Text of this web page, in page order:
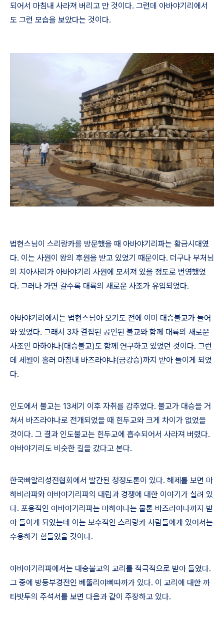
되어서 마침내 사라져 버리고 만 것이다. 그런데 아바야기리에서
도 그런 모습을 보았다는 것이다.
법현스님이 스리랑카를 방문했을 때 아바야기리파는 황금시대였
다. 이는 사원이 왕의 후원을 받고 있었기 때문이다. 더구나 부처님
의 치아사리가 아바야기리 사원에 모셔져 있을 정도로 번영했었
다. 그러나 가면 갈수록 대륙의 새로운 사조가 유입되었다.
아바야기리에서는 법현스님아 오기도 전에 이미 대승불교가 들어
와 있었다. 그래서 3차 결집된 공인된 불교와 함께 대륙의 새로운
사조인 마하야나(대승불교)도 함께 연구하고 있었던 것이다. 그런
데 세월이 흘러 마침내 바즈라야냐(금강승)까지 받아 들이게 되었
다.
인도에서 불교는 13세기 이후 자취를 감추었다. 불교가 대승을 거
쳐서 바즈라야나로 전개되었을 때 힌두교와 크게 차이가 없었을
것이다. 그 결과 인도불교는 힌두교에 흡수되어서 사라져 버렸다.
아바야기리도 비슷한 길을 갔다고 본다.
한국빠알리성전협회에서 발간된 청정도론이 있다. 해제를 보면 마
하비라파와 아바야기리파의 대립과 경쟁에 대한 이야기가 실려 있
다. 포용적인 아바야기리파는 마하야나는 물론 바즈라야나까지 받
아 들이게 되었는데 이는 보수적인 스리랑카 사람들에게 있어서는
수용하기 힘들었을 것이다.
아바야기리파에서는 대승불교의 교리를 적극적으로 받아 들였다.
그 중에 방등부경전인 베뚤리야삐따까가 있다. 이 교리에 대한 까
타밧투의 주석서를 보면 다음과 같이 주장하고 있다.